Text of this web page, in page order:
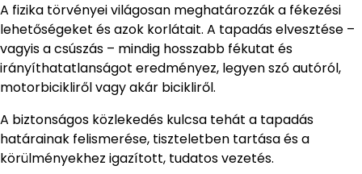
A fizika törvényei világosan meghatározzák a fékezési
lehetőségeket és azok korlátait. A tapadás elvesztése –
vagyis a csúszás – mindig hosszabb fékutat és
irányíthatatlanságot eredményez, legyen szó autóról,
motorbicikliről vagy akár bicikliről.
A biztonságos közlekedés kulcsa tehát a tapadás
határainak felismerése, tiszteletben tartása és a
körülményekhez igazított, tudatos vezetés.